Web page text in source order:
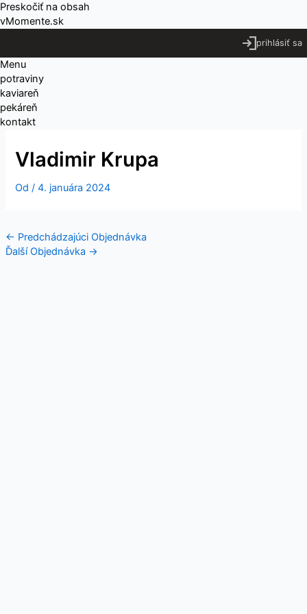
Preskočiť na obsah
vMomente.sk
prihlásiť sa
Menu
potraviny
kaviareň
pekáreň
kontakt
Vladimir Krupa
Od /4. januára 2024
← Predchádzajúci Objednávka
Ďalší Objednávka →